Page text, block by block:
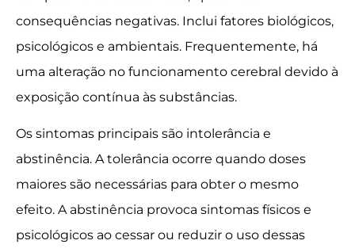
consequências negativas. Inclui fatores biológicos,
psicológicos e ambientais. Frequentemente, há
uma alteração no funcionamento cerebral devido à
exposição contínua às substâncias.
Os sintomas principais são intolerância e
abstinência. A tolerância ocorre quando doses
maiores são necessárias para obter o mesmo
efeito. A abstinência provoca sintomas físicos e
psicológicos ao cessar ou reduzir o uso dessas